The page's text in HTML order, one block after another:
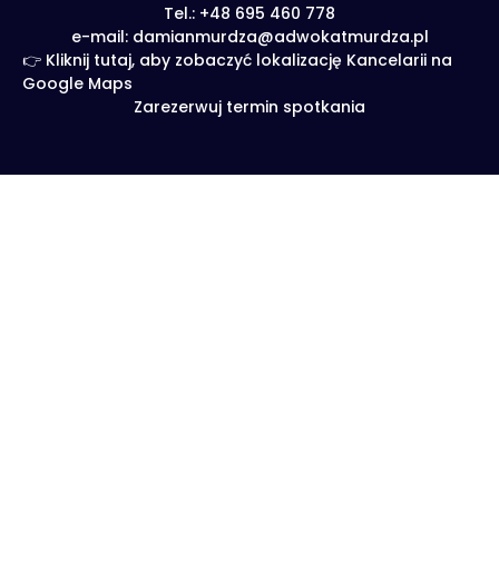
Tel.: +48 695 460 778
e-mail: damianmurdza@adwokatmurdza.pl
👉 Kliknij tutaj, aby zobaczyć lokalizację Kancelarii na
Google Maps
Zarezerwuj termin spotkania